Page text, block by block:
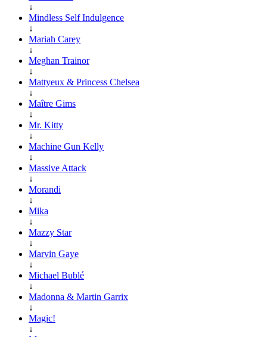
↓
Mindless Self Indulgence
↓
Mariah Carey
↓
Meghan Trainor
↓
Mattyeux & Princess Chelsea
↓
Maître Gims
↓
Mr. Kitty
↓
Machine Gun Kelly
↓
Massive Attack
↓
Morandi
↓
Mika
↓
Mazzy Star
↓
Marvin Gaye
↓
Michael Bublé
↓
Madonna & Martin Garrix
↓
Magic!
↓